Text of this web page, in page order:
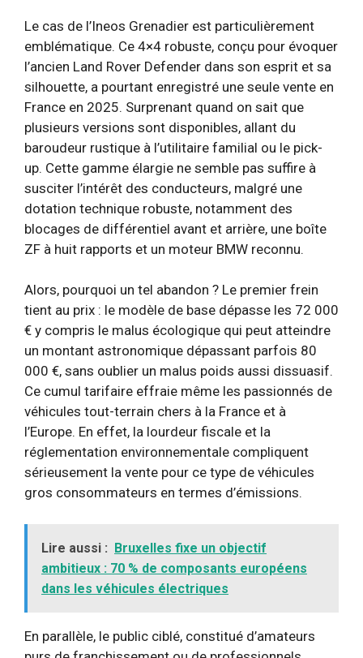
Le cas de l’Ineos Grenadier est particulièrement
emblématique. Ce 4×4 robuste, conçu pour évoquer
l’ancien Land Rover Defender dans son esprit et sa
silhouette, a pourtant enregistré une seule vente en
France en 2025. Surprenant quand on sait que
plusieurs versions sont disponibles, allant du
baroudeur rustique à l’utilitaire familial ou le pick-
up. Cette gamme élargie ne semble pas suffire à
susciter l’intérêt des conducteurs, malgré une
dotation technique robuste, notamment des
blocages de différentiel avant et arrière, une boîte
ZF à huit rapports et un moteur BMW reconnu.
Alors, pourquoi un tel abandon ? Le premier frein
tient au prix : le modèle de base dépasse les 72 000
€ y compris le malus écologique qui peut atteindre
un montant astronomique dépassant parfois 80
000 €, sans oublier un malus poids aussi dissuasif.
Ce cumul tarifaire effraie même les passionnés de
véhicules tout-terrain chers à la France et à
l’Europe. En effet, la lourdeur fiscale et la
réglementation environnementale compliquent
sérieusement la vente pour ce type de véhicules
gros consommateurs en termes d’émissions.
Lire aussi : Bruxelles fixe un objectif
ambitieux : 70 % de composants européens
dans les véhicules électriques
En parallèle, le public ciblé, constitué d’amateurs